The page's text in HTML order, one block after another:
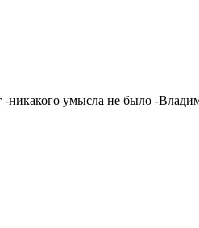
умысла не было -